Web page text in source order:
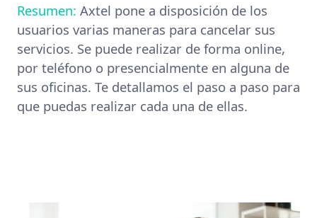
Resumen: Axtel pone a disposición de los
usuarios varias maneras para cancelar sus
servicios. Se puede realizar de forma online,
por teléfono o presencialmente en alguna de
sus oficinas. Te detallamos el paso a paso para
que puedas realizar cada una de ellas.